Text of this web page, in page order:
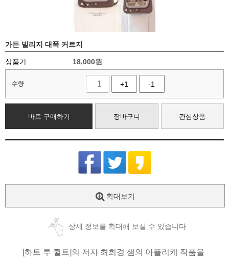
가든 빌리지 대폭 커트지
상품가 18,000원
수량 +1 -1
바로 구매하기 장바구니 관심상품
확대보기
상세 정보를 확대해 보실 수 있습니다
[하트 투 퀼트]의 저자 최희경 샘의 아플리케 작품을